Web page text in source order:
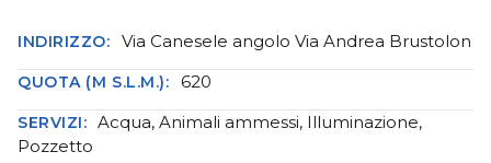
INDIRIZZO: Via Canesele angolo Via Andrea Brustolon
QUOTA (M S.L.M.): 620
SERVIZI: Acqua, Animali ammessi, Illuminazione,
Pozzetto